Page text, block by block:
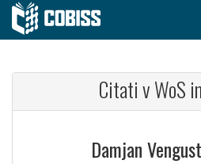
Citati v WoS
Damjan